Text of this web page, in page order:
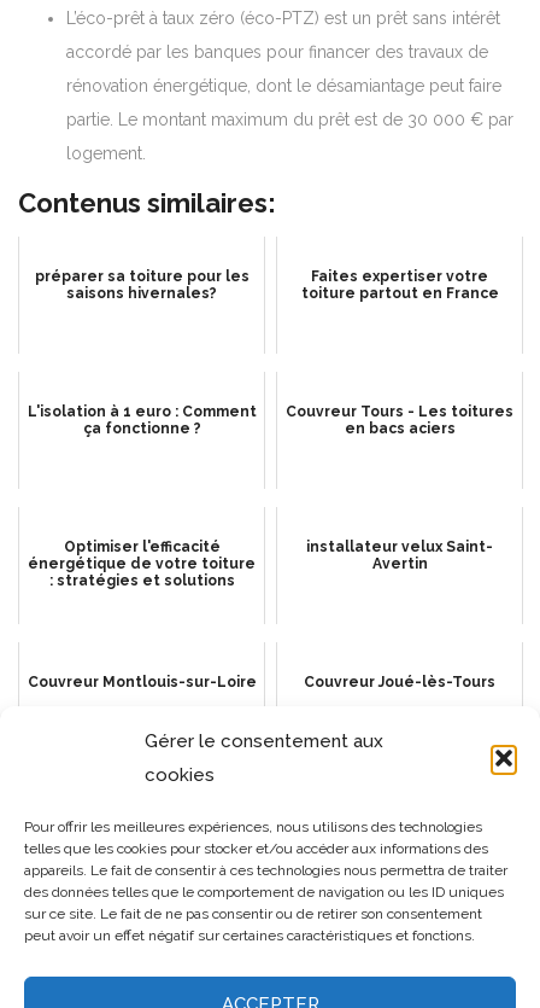
Gérer le consentement aux
cookies
Pour offrir les meilleures expériences, nous utilisons des technologies
telles que les cookies pour stocker et/ou accéder aux informations des
appareils. Le fait de consentir à ces technologies nous permettra de traiter
des données telles que le comportement de navigation ou les ID uniques
sur ce site. Le fait de ne pas consentir ou de retirer son consentement
peut avoir un effet négatif sur certaines caractéristiques et fonctions.
L’éco-prêt à taux zéro (éco-PTZ) est un prêt sans intérêt
accordé par les banques pour financer des travaux de
rénovation énergétique, dont le désamiantage peut faire
partie. Le montant maximum du prêt est de 30 000 € par
logement.
Contenus similaires:
préparer sa toiture pour les
saisons hivernales?
Faites expertiser votre
toiture partout en France
L'isolation à 1 euro : Comment
ça fonctionne ?
Couvreur Tours - Les toitures
en bacs aciers
Optimiser l'efficacité
énergétique de votre toiture
: stratégies et solutions
installateur velux Saint-
Avertin
Couvreur Montlouis-sur-Loire Couvreur Joué-lès-Tours
L'importance des gouttières
en zinc : installation et
entretien
Sur-Loire